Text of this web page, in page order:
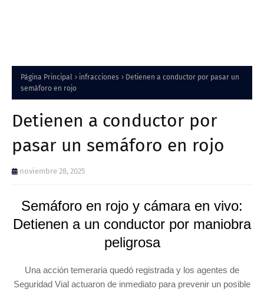
Página Principal infracciones
Detienen a conductor por pasar un
semáforo en rojo
Detienen a conductor por
pasar un semáforo en rojo
noviembre 28, 2025
Semáforo en rojo y cámara en vivo:
Detienen a un conductor por maniobra
peligrosa
Una acción temeraria quedó registrada y los agentes de
Seguridad Vial actuaron de inmediato para prevenir un posible